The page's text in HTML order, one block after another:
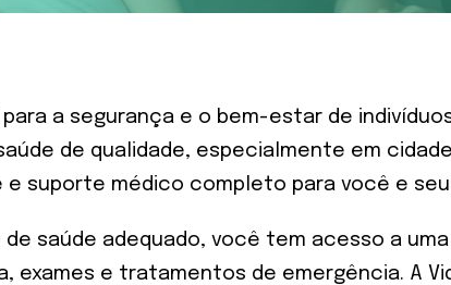
a segurança e o bem-estar de
de qualidade, especialmente em
suporte médico completo para você e
saúde adequado, você tem acesso a
e tratamentos de emergência. A